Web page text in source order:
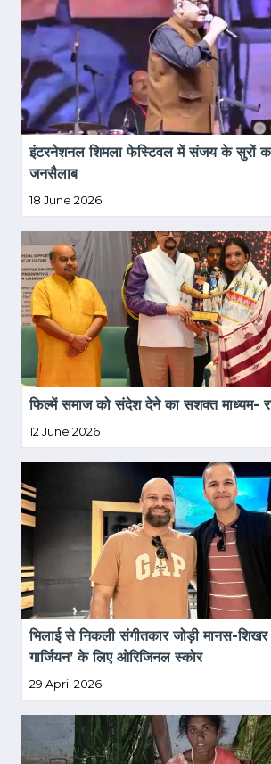
इंटरनेशनल शिमला फेस्टिवल में संजय के सुरों
जनसैलाब
18 June 2026
फिल्में समाज को संदेश देने का सशक्त माध्यम-
12 June 2026
भिलाई से निकली संगीतकार जोड़ी मानस-शिखर
गार्जियन’ के लिए ओरिजिनल स्कोर
29 April 2026